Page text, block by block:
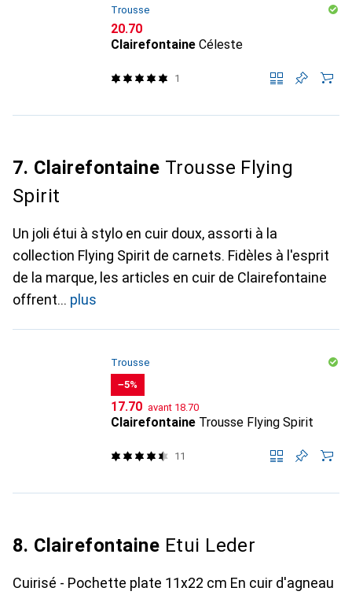
Trousse
CHF
20.70
Clairefontaine Céleste
1
7. Clairefontaine Trousse Flying
Spirit
Un joli étui à stylo en cuir doux, assorti à la
collection Flying Spirit de carnets. Fidèles à l'esprit
de la marque, les articles en cuir de Clairefontaine
offrent
plus
Trousse
−5%
CHF
17.70 avant CHF
18.70
Clairefontaine Trousse Flying Spirit
11
8. Clairefontaine Etui Leder
Cuirisé - Pochette plate 11x22 cm En cuir d'agneau